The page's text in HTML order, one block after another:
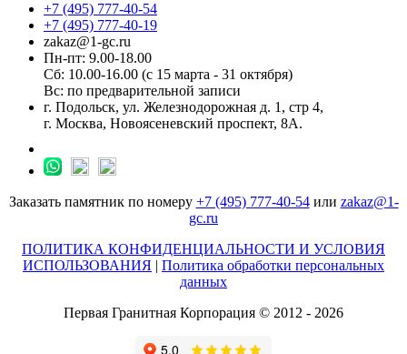
+7 (495) 777-40-54
+7 (495) 777-40-19
zakaz@1-gc.ru
Пн-пт: 9.00-18.00
Сб: 10.00-16.00 (с 15 марта - 31 октября)
Вс: по предварительной записи
г. Подольск, ул. Железнодорожная д. 1, стр 4,
г. Москва, Новоясеневский проспект, 8А.
Заказать памятник по номеру +7 (495) 777-40-54или zakaz@1-
gc.ru
ПОЛИТИКА КОНФИДЕНЦИАЛЬНОСТИ И УСЛОВИЯ
ИСПОЛЬЗОВАНИЯ | Политика обработки персональных
данных
Первая Гранитная Корпорация © 2012 - 2026